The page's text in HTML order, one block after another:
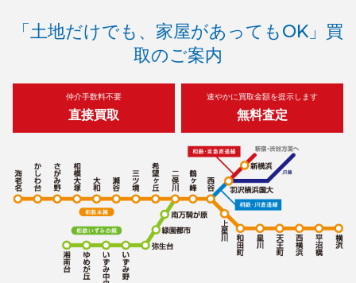
「土地だけでも、家屋があってもOK」買
取のご案内
仲介手数料不要
直接買取
速やかに買取金額を提示します
無料査定